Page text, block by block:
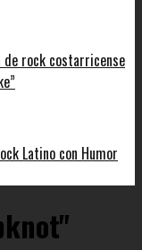
de rock costarricense
Latino con Humor